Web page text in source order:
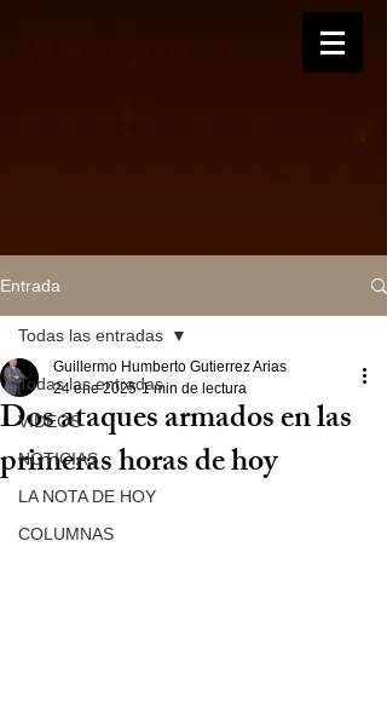
Entrada
Todas las entradas
VIDEOS
NOTICIAS
LA NOTA DE HOY
COLUMNAS
Todas las entradas
Dos ataques armados en las
primeras horas de hoy
Guillermo Humberto Gutierrez Arias
24 ene 2025 1 min de lectura